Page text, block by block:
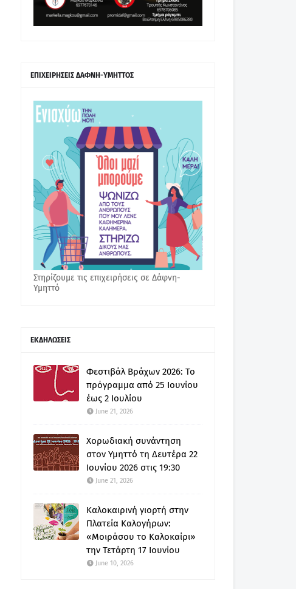
ΕΠΙΧΕΙΡΗΣΕΙΣ ΔΑΦΝΗ-ΥΜΗΤΤΟΣ
Στηρίζουμε τις επιχειρήσεις σε Δάφνη-
Υμηττό
ΕΚΔΗΛΩΣΕΙΣ
Φεστιβάλ Βράχων 2026: Το
πρόγραμμα από 25 Ιουνίου
έως 2 Ιουλίου
June 21, 2026
Χορωδιακή συνάντηση
στον Υμηττό τη Δευτέρα 22
Ιουνίου 2026 στις 19:30
June 21, 2026
Καλοκαιρινή γιορτή στην
Πλατεία Καλογήρων:
«Μοιράσου το Καλοκαίρι»
την Τετάρτη 17 Ιουνίου
June 10, 2026